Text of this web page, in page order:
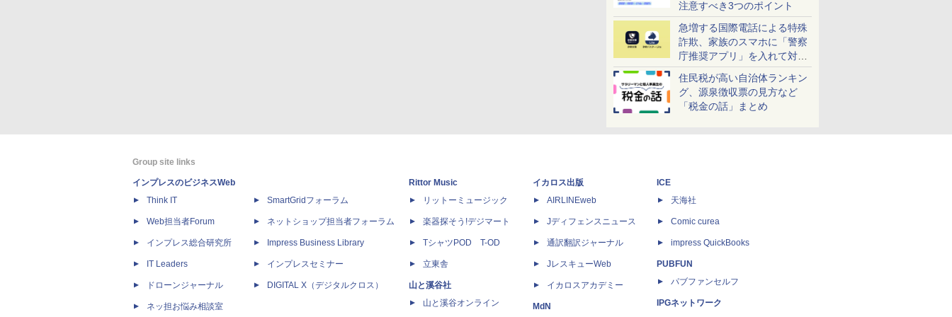
注意すべき3つのポイント
急増する国際電話による特殊
詐欺、家族のスマホに「警察
庁推奨アプリ」を入れて対策
しよう！
住民税が高い自治体ランキン
グ、源泉徴収票の見方など
「税金の話」まとめ
Group site links
インプレスのビジネスWeb
Think IT
Web担当者Forum
インプレス総合研究所
IT Leaders
ドローンジャーナル
ネッ担お悩み相談室
SmartGridフォーラム
ネットショップ担当者フォーラム
Impress Business Library
インプレスセミナー
DIGITAL X（デジタルクロス）
Rittor Music
リットーミュージック
楽器探そう!デジマート
TシャツPOD T-OD
立東舎
山と溪谷社
山と溪谷オンライン
イカロス出版
AIRLINEweb
Jディフェンスニュース
通訳翻訳ジャーナル
JレスキューWeb
イカロスアカデミー
MdN
ICE
天海社
Comic curea
impress QuickBooks
PUBFUN
パブファンセルフ
IPGネットワーク